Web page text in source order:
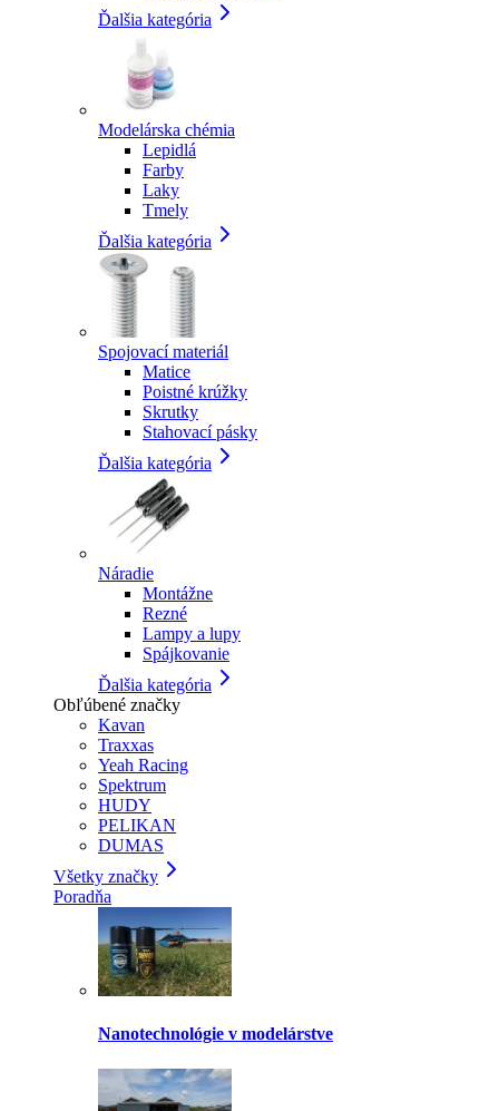
Ďalšia kategória
Modelárska chémia
Lepidlá
Farby
Laky
Tmely
Ďalšia kategória
Spojovací materiál
Matice
Poistné krúžky
Skrutky
Stahovací pásky
Ďalšia kategória
Náradie
Montážne
Rezné
Lampy a lupy
Spájkovanie
Ďalšia kategória
Obľúbené značky
Kavan
Traxxas
Yeah Racing
Spektrum
HUDY
PELIKAN
DUMAS
Všetky značky
Poradňa
Nanotechnológie v modelárstve